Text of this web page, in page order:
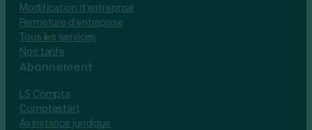
Modification d’entreprise
Fermeture d’entreprise
Tous les services
Nos tarifs
Abonnement
LS Compta
Comptastart
Assistance juridique